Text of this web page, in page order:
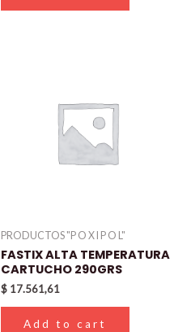
PRODUCTOS "P O X I P O L"
FASTIX ALTA TEMPERATURA
CARTUCHO 290GRS
$ 17.561,61
Add to cart